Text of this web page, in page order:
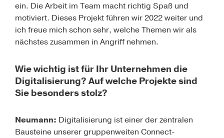
ein. Die Arbeit im Team macht richtig Spaß und
motiviert. Dieses Projekt führen wir 2022 weiter und
ich freue mich schon sehr, welche Themen wir als
nächstes zusammen in Angriff nehmen.
Wie wichtig ist für Ihr Unternehmen die
Digitalisierung? Auf welche Projekte sind
Sie besonders stolz?
Neumann: Digitalisierung ist einer der zentralen
Bausteine unserer gruppenweiten Connect-